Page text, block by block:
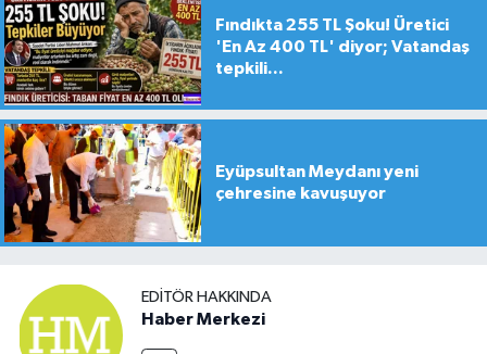
Fındıkta 255 TL Şoku! Üretici
'En Az 400 TL' diyor; Vatandaş
tepkili...
Eyüpsultan Meydanı yeni
çehresine kavuşuyor
EDITÖR HAKKINDA
Haber Merkezi